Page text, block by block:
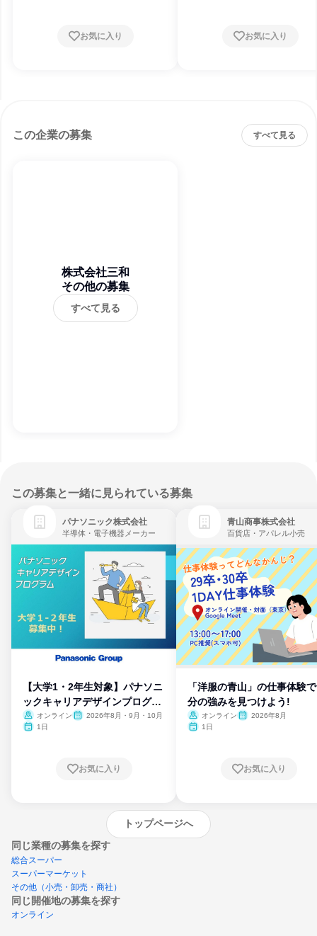
お気に入り お気に入り
この企業の募集 すべて見る
株式会社三和
その他の募集
すべて見る
この募集と一緒に見られている募集
パナソニック株式会社
半導体・電子機器メーカー
【大学1・2年生対象】パナソニ
ックキャリアデザインプログラ
ム
オンライン
2026年8月・9月・10月
1日
お気に入り
青山商事株式会社
百貨店・アパレル小売
「洋服の青山」の仕事体験
分の強みを見つけよう!
オンライン
2026年8月
1日
お気に入り
トップページへ
同じ業種の募集を探す
総合スーパー
スーパーマーケット
その他（小売・卸売・商社）
同じ開催地の募集を探す
オンライン